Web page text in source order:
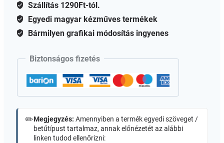
Szállítás 1290Ft-tól.
Egyedi magyar kézműves termékek
Bármilyen grafikai módosítás ingyenes
Biztonságos fizetés
✏️Megjegyzés: Amennyiben a termék egyedi szöveget /
betűtípust tartalmaz, annak előnézetét az alábbi
linken tudod ellenőrizni: